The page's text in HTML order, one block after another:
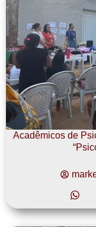
Acadêmicos de